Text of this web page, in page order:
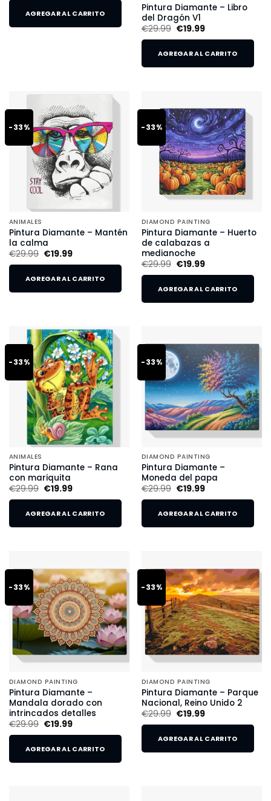
AGREGAR AL CARRITO
Pintura Diamante – Libro
del Dragón V1
€29.99 €19.99
AGREGAR AL CARRITO
-33%
ANIMALES
Pintura Diamante – Mantén
la calma
€29.99 €19.99
AGREGAR AL CARRITO
-33%
DIAMOND PAINTING
Pintura Diamante – Huerto
de calabazas a
medianoche
€29.99 €19.99
AGREGAR AL CARRITO
-33%
ANIMALES
Pintura Diamante – Rana
con mariquita
€29.99 €19.99
AGREGAR AL CARRITO
-33%
DIAMOND PAINTING
Pintura Diamante –
Moneda del papa
€29.99 €19.99
AGREGAR AL CARRITO
-33%
DIAMOND PAINTING
Pintura Diamante –
Mandala dorado con
intrincados detalles
€29.99 €19.99
AGREGAR AL CARRITO
-33%
DIAMOND PAINTING
Pintura Diamante – Parque
Nacional, Reino Unido 2
€29.99 €19.99
AGREGAR AL CARRITO